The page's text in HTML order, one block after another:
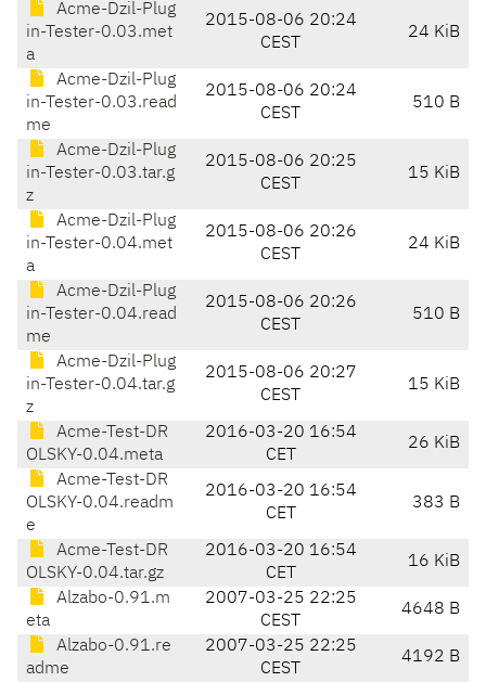
Acme-Dzil-Plug
in-Tester-0.03.met
a
2015-08-06 20:24
CEST
24 KiB
Acme-Dzil-Plug
in-Tester-0.03.read
me
2015-08-06 20:24
CEST
510 B
Acme-Dzil-Plug
in-Tester-0.03.tar.g
z
2015-08-06 20:25
CEST
15 KiB
Acme-Dzil-Plug
in-Tester-0.04.met
a
2015-08-06 20:26
CEST
24 KiB
Acme-Dzil-Plug
in-Tester-0.04.read
me
2015-08-06 20:26
CEST
510 B
Acme-Dzil-Plug
in-Tester-0.04.tar.g
z
2015-08-06 20:27
CEST
15 KiB
Acme-Test-DR
OLSKY-0.04.meta
2016-03-20 16:54
CET
26 KiB
Acme-Test-DR
OLSKY-0.04.readm
e
2016-03-20 16:54
CET
383 B
Acme-Test-DR
OLSKY-0.04.tar.gz
2016-03-20 16:54
CET
16 KiB
Alzabo-0.91.m
eta
2007-03-25 22:25
CEST
4648 B
Alzabo-0.91.re
adme
2007-03-25 22:25
CEST
4192 B